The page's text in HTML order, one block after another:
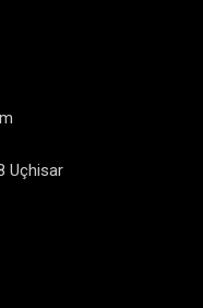
Uçhisar